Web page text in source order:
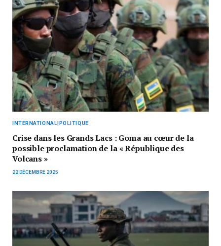
INTERNATIONAL|POLITIQUE
Crise dans les Grands Lacs : Goma au cœur de la
possible proclamation de la « République des
Volcans »
22 DÉCEMBRE 2025